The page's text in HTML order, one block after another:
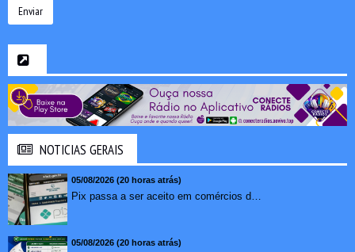
Enviar
NOTICIAS GERAIS
05/08/2026 (20 horas atrás)
Pix passa a ser aceito em comércios de oito países e amplia opções de pagamento para brasileiros no exterior
05/08/2026 (20 horas atrás)